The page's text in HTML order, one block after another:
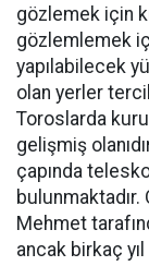
gözlemek için
gözlemlemek
yapılabilecek
olan yerler
Toroslarda
gelişmiş
çapında
Mehmet
ancak birkaç yıl